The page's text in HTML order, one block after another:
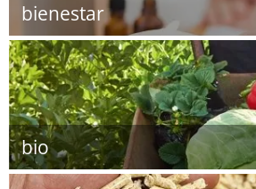
bienestar
bio